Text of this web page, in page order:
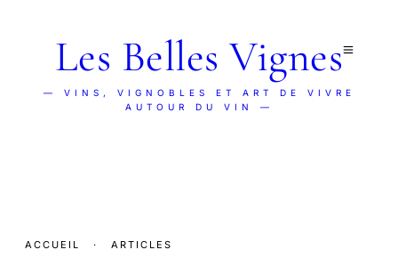
Les Belles Vignes
— VINS, VIGNOBLES ET ART DE VIVRE
AUTOUR DU VIN —
ACCUEIL · ARTICLES